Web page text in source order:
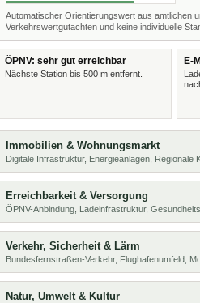
Automatischer Orientierungswert aus amtlichen
Verkehrswertgutachten und keine individuelle
ÖPNV: sehr gut erreichbar
Nächste Station bis 500 m entfernt.
E-
Immobilien & Wohnungsmarkt
Digitale Infrastruktur, Energieanlagen, Regionale
Erreichbarkeit & Versorgung
ÖPNV-Anbindung, Ladeinfrastruktur,
Verkehr, Sicherheit & Lärm
Bundesfernstraßen-Verkehr, Flughafenumfeld,
Natur, Umwelt & Kultur